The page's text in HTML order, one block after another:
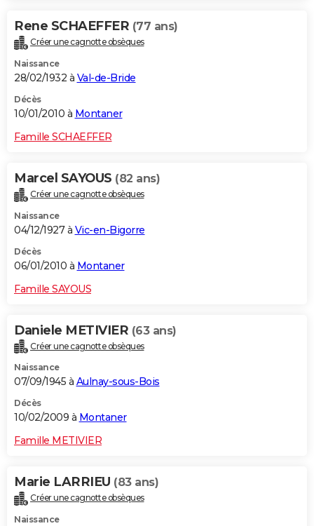
Rene SCHAEFFER (77 ans)
Créer une cagnotte obsèques
Naissance
28/02/1932 à Val-de-Bride
Décès
10/01/2010 à Montaner
Famille SCHAEFFER
Marcel SAYOUS (82 ans)
Créer une cagnotte obsèques
Naissance
04/12/1927 à Vic-en-Bigorre
Décès
06/01/2010 à Montaner
Famille SAYOUS
Daniele METIVIER (63 ans)
Créer une cagnotte obsèques
Naissance
07/09/1945 à Aulnay-sous-Bois
Décès
10/02/2009 à Montaner
Famille METIVIER
Marie LARRIEU (83 ans)
Créer une cagnotte obsèques
Naissance